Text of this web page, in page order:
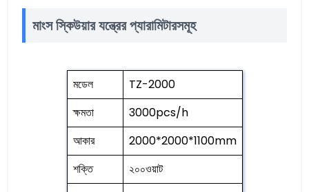
মাংস স্কিউয়ার যন্ত্রের প্যারামিটারসমূহ
মডেল
TZ-2000
ক্ষমতা
3000pcs/h
আকার
2000*2000*1100mm
শক্তি
২০০ওয়াট